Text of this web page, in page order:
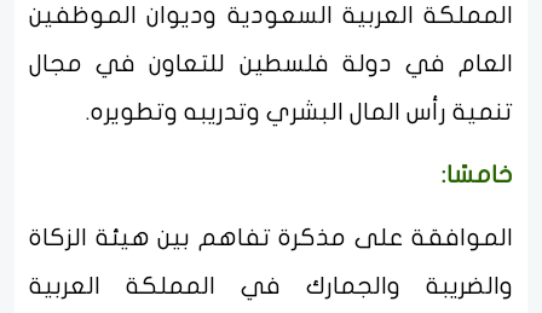
المملكة العربية السعودية وديوان الموظفين
العام في دولة فلسطين للتعاون في مجال
تنمية رأس المال البشري وتدريبه وتطويره.
خامسًا:
الموافقة على مذكرة تفاهم بين هيئة الزكاة
والضريبة والجمارك في المملكة العربية